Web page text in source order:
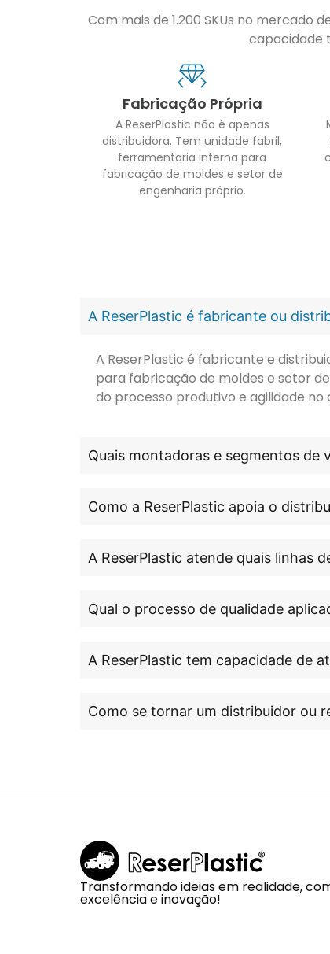
Com mais de 1.200 SKUs no mercado
capacidade
Fabricação Própria
A ReserPlastic não é apenas
distribuidora. Tem unidade fabril,
ferramentaria interna para
fabricação de moldes e setor de
engenharia próprio.
A ReserPlastic é fabricante ou
A ReserPlastic é fabricante e
para fabricação de moldes e setor
do processo produtivo e agilidade
Quais montadoras e segmentos
Como a ReserPlastic apoia o
A ReserPlastic atende quais linhas
Qual o processo de qualidade
A ReserPlastic tem capacidade de
Como se tornar um distribuidor ou
Transformando ideias em realidade,
excelência e inovação!